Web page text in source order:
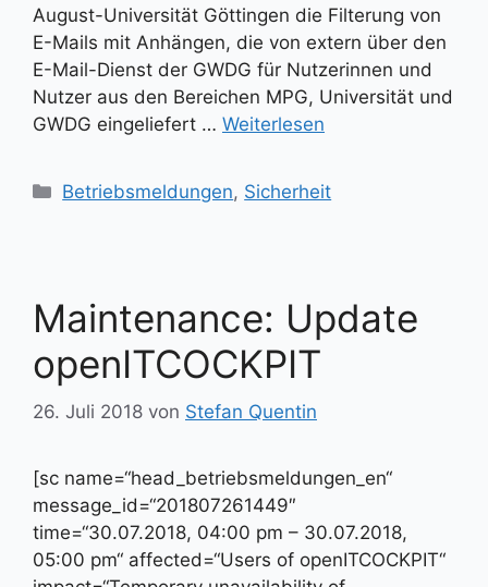
August-Universität Göttingen die Filterung von
E-Mails mit Anhängen, die von extern über den
E-Mail-Dienst der GWDG für Nutzerinnen und
Nutzer aus den Bereichen MPG, Universität und
GWDG eingeliefert … Weiterlesen
Kategorien
Betriebsmeldungen, Sicherheit
Maintenance: Update
openITCOCKPIT
26. Juli 2018 von Stefan Quentin
[sc name=“head_betriebsmeldungen_en“
message_id=“201807261449″
time=“30.07.2018, 04:00 pm – 30.07.2018,
05:00 pm“ affected=“Users of openITCOCKPIT“